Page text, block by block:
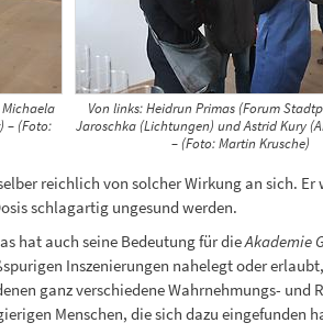
– (Foto:
Von links: Heidrun Primas (Forum
Jaroschka (Lichtungen) und Astrid Kury
– (Foto: Martin Krusche)
reichlich von solcher Wirkung an sich.
schlagartig ungesund werden.
hat auch seine Bedeutung für dieAkademie
Inszenierungen nahelegt oder
ganz verschiedene Wahrnehmungs-
Menschen, die sich dazu eingefunden